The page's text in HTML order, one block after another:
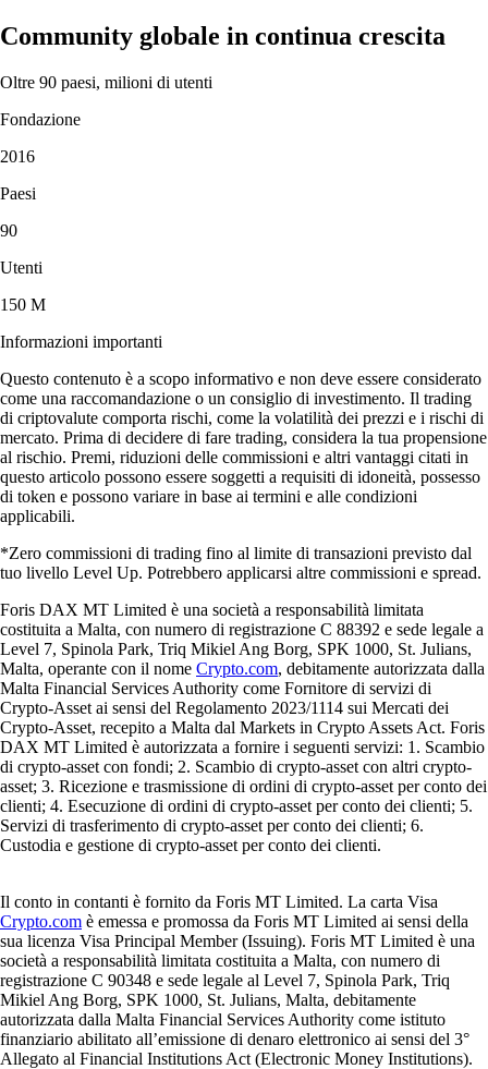
Community globale in continua crescita
Oltre 90 paesi, milioni di utenti
Fondazione
2016
Paesi
90
Utenti
150 M
Informazioni importanti
Questo contenuto è a scopo informativo e non deve essere considerato
come una raccomandazione o un consiglio di investimento. Il trading
di criptovalute comporta rischi, come la volatilità dei prezzi e i rischi di
mercato. Prima di decidere di fare trading, considera la tua propensione
al rischio. Premi, riduzioni delle commissioni e altri vantaggi citati in
questo articolo possono essere soggetti a requisiti di idoneità, possesso
di token e possono variare in base ai termini e alle condizioni
applicabili.
*Zero commissioni di trading fino al limite di transazioni previsto dal
tuo livello Level Up. Potrebbero applicarsi altre commissioni e spread.
Foris DAX MT Limited è una società a responsabilità limitata
costituita a Malta, con numero di registrazione C 88392 e sede legale a
Level 7, Spinola Park, Triq Mikiel Ang Borg, SPK 1000, St. Julians,
Malta, operante con il nome Crypto.com, debitamente autorizzata dalla
Malta Financial Services Authority come Fornitore di servizi di
Crypto-Asset ai sensi del Regolamento 2023/1114 sui Mercati dei
Crypto-Asset, recepito a Malta dal Markets in Crypto Assets Act. Foris
DAX MT Limited è autorizzata a fornire i seguenti servizi: 1. Scambio
di crypto-asset con fondi; 2. Scambio di crypto-asset con altri crypto-
asset; 3. Ricezione e trasmissione di ordini di crypto-asset per conto dei
clienti; 4. Esecuzione di ordini di crypto-asset per conto dei clienti; 5.
Servizi di trasferimento di crypto-asset per conto dei clienti; 6.
Custodia e gestione di crypto-asset per conto dei clienti.
Il conto in contanti è fornito da Foris MT Limited. La carta Visa
Crypto.com è emessa e promossa da Foris MT Limited ai sensi della
sua licenza Visa Principal Member (Issuing). Foris MT Limited è una
società a responsabilità limitata costituita a Malta, con numero di
registrazione C 90348 e sede legale al Level 7, Spinola Park, Triq
Mikiel Ang Borg, SPK 1000, St. Julians, Malta, debitamente
autorizzata dalla Malta Financial Services Authority come istituto
finanziario abilitato all’emissione di denaro elettronico ai sensi del 3°
Allegato al Financial Institutions Act (Electronic Money Institutions).